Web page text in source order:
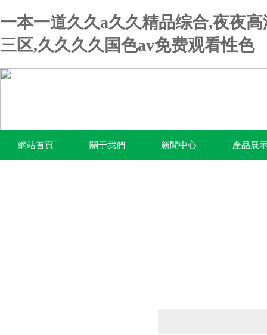
一本一道久久a久久精品综合,夜夜
三区,久久久久国色av免费观看性色
網站首頁 關于我們 新聞中心 產品展